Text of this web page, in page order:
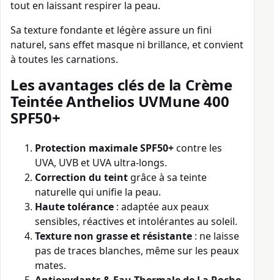
tout en laissant respirer la peau.
Sa texture fondante et légère assure un fini
naturel, sans effet masque ni brillance, et convient
à toutes les carnations.
Les avantages clés de la Crème
Teintée Anthelios UVMune 400
SPF50+
Protection maximale SPF50+contre les
UVA, UVB et UVA ultra-longs.
Correction du teint grâce à sa teinte
naturelle qui unifie la peau.
Haute tolérance : adaptée aux peaux
sensibles, réactives et intolérantes au soleil.
Texture non grasse et résistante : ne laisse
pas de traces blanches, même sur les peaux
mates.